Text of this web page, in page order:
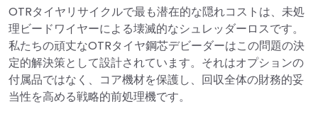
OTRタイヤリサイクルで最も潜在的な隠れコストは、未処
理ビードワイヤーによる壊滅的なシュレッダーロスです。
私たちの頑丈なOTRタイヤ鋼芯デビーダーはこの問題の決
定的解決策として設計されています。それはオプションの
付属品ではなく、コア機材を保護し、回収全体の財務的妥
当性を高める戦略的前処理機です。